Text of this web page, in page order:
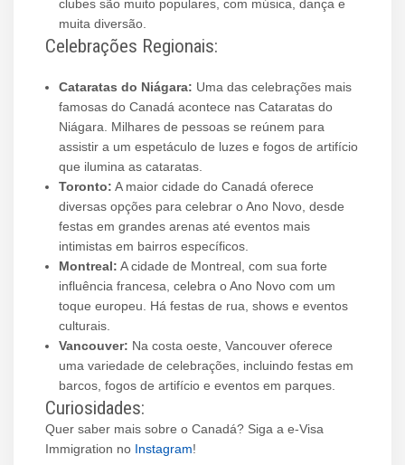
clubes são muito populares, com música, dança e
muita diversão.
Celebrações Regionais:
Cataratas do Niágara: Uma das celebrações mais
famosas do Canadá acontece nas Cataratas do
Niágara. Milhares de pessoas se reúnem para
assistir a um espetáculo de luzes e fogos de artifício
que ilumina as cataratas.
Toronto: A maior cidade do Canadá oferece
diversas opções para celebrar o Ano Novo, desde
festas em grandes arenas até eventos mais
intimistas em bairros específicos.
Montreal: A cidade de Montreal, com sua forte
influência francesa, celebra o Ano Novo com um
toque europeu. Há festas de rua, shows e eventos
culturais.
Vancouver: Na costa oeste, Vancouver oferece
uma variedade de celebrações, incluindo festas em
barcos, fogos de artifício e eventos em parques.
Curiosidades:
Quer saber mais sobre o Canadá? Siga a e-Visa
Immigration no Instagram!